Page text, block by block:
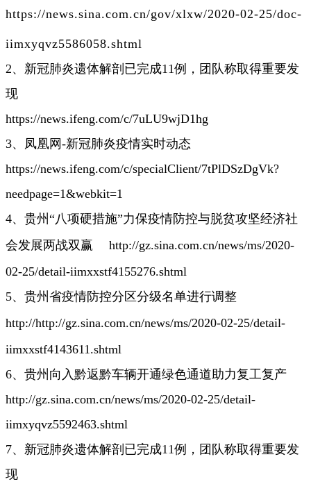
https://news.sina.com.cn/gov/xlxw/2020-02-25/doc-
iimxyqvz5586058.shtml
2、新冠肺炎遗体解剖已完成11例，团队称取得重要发
现
https://news.ifeng.com/c/7uLU9wjD1hg
3、凤凰网-新冠肺炎疫情实时动态
https://news.ifeng.com/c/specialClient/7tPlDSzDgVk?
needpage=1&webkit=1
4、贵州“八项硬措施”力保疫情防控与脱贫攻坚经济社
会发展两战双赢
http://gz.sina.com.cn/news/ms/2020-
02-25/detail-iimxxstf4155276.shtml
5、贵州省疫情防控分区分级名单进行调整
http://http://gz.sina.com.cn/news/ms/2020-02-25/detail-
iimxxstf4143611.shtml
6、贵州向入黔返黔车辆开通绿色通道助力复工复产
http://gz.sina.com.cn/news/ms/2020-02-25/detail-
iimxyqvz5592463.shtml
7、新冠肺炎遗体解剖已完成11例，团队称取得重要发
现